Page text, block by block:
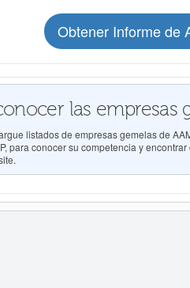
Obtener Informe de
las empresas
listados de empresas gemelas de
para conocer su competencia y